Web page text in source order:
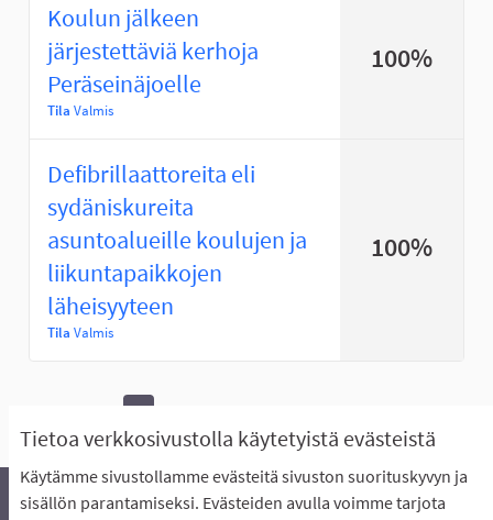
Tietoa verkkosivustolla käytetyistä evästeistä
Käytämme sivustollamme evästeitä sivuston suorituskyvyn ja
sisällön parantamiseksi. Evästeiden avulla voimme tarjota
Koulun jälkeen
järjestettäviä kerhoja
Peräseinäjoelle
Tila Valmis
100%
Defibrillaattoreita eli
sydäniskureita
asuntoalueille koulujen ja
liikuntapaikkojen
läheisyyteen
Tila Valmis
100%
1